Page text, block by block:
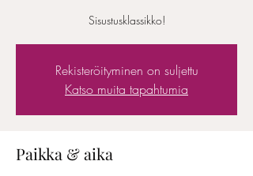
Sisustusklassikko!
Rekisteröityminen on suljettu
Katso muita tapahtumia
Paikka & aika